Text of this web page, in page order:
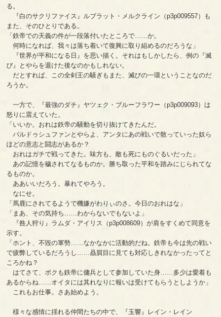
る。
『白のサクリファイス』ルブラット・メルクライン（p3p009557）も
また、そのひとりである。
「鉄帝での天義の件が一段落付いたところで……か。
何時になれば、我々は落ち着いて復興に取り組めるのだろうな」
『世界が平和になる日』を思い描く。それはもしかしたら、例の『滅
び』とやらを退けた後なのかもしれない。
だとすれば、この全剣王の騒ぎもまた、滅びの一環ということなのだ
ろうか。
一方で、『最強のダチ』ヤツェク・ブルーフラワー（p3p009093）は
怒りに震えていた。
「いいか。おれは鉄帝の騒動を切り抜けてきたんだ。
バルドゥシュファンとやらよ、アンタにあの戦いで散っていった奴ら
ほどの意志と闘志があるか？
おれはガチで戦ってきた。味方も、敵も死にものぐるいだった」
あの記憶を穢されてなるものか。勝ち取った平和を踏みにじられてな
るものか。
ああいいだろう。暴れてやろう。
なにせ。
「馬鹿にされてるようで機嫌がわりぃのさ。今日のおれはな」
「まあ、その気持ち……わからないでもないよ」
『咎人狩り』ラムダ・アイリス（p3p008609）が肩をすくめて同意を
示す。
「ホント、不毀の軍勢……なかなかに活動的だね。鉄帝も今は先の戦い
で疲弊しているだろうし……贔屓目に見ても対応しきれなかったってと
ころかね？
はてさて、ボクも鉄帝に傭兵として参加していた身……多少は愛着も
あるからね……オイタには其れなりに報いは受けてもらうとしようか」
これもお仕事。さあ始めよう。
様々な感情に揺れる仲間たちの中で、『玉響』レイン・レイン